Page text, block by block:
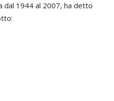
dal 1944 al 2007, ha detto